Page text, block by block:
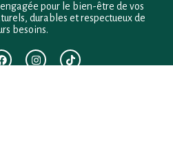
pour le bien-être de vos
durables et respectueux de
besoins.